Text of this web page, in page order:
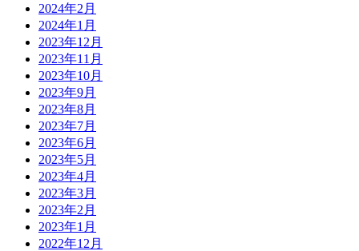
2024年2月
2024年1月
2023年12月
2023年11月
2023年10月
2023年9月
2023年8月
2023年7月
2023年6月
2023年5月
2023年4月
2023年3月
2023年2月
2023年1月
2022年12月